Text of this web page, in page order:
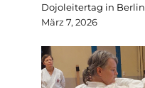
Dojoleitertag in Berlin
März 7, 2026